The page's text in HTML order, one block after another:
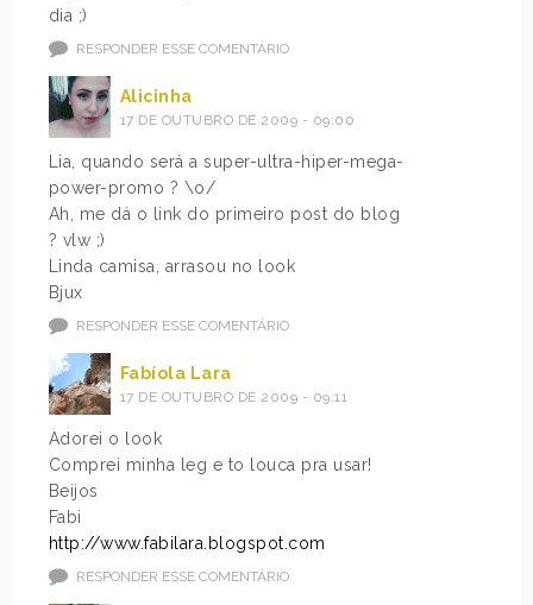
dia ;)
RESPONDER ESSE COMENTÁRIO
Alicinha
17 DE OUTUBRO DE 2009 - 09:00
Lia, quando será a super-ultra-hiper-mega-
power-promo ? \o/
Ah, me dá o link do primeiro post do blog
? vlw ;)
Linda camisa, arrasou no look
Bjux
RESPONDER ESSE COMENTÁRIO
Fabíola Lara
17 DE OUTUBRO DE 2009 - 09:11
Adorei o look
Comprei minha leg e to louca pra usar!
Beijos
Fabi
http://www.fabilara.blogspot.com
RESPONDER ESSE COMENTÁRIO